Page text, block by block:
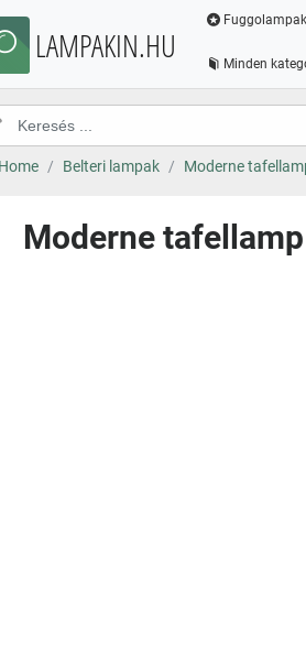
LAMPAKIN.HU
Fuggolampak
Minden
Home Belteri lampak Moderne
Moderne